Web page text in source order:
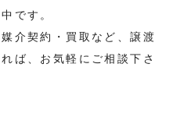
です。
介契約・買取など、譲渡
ば、お気軽にご相談下さ